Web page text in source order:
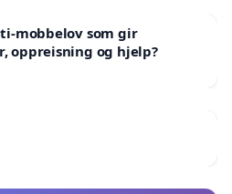
mobbelov som gir
oppreisning og hjelp?